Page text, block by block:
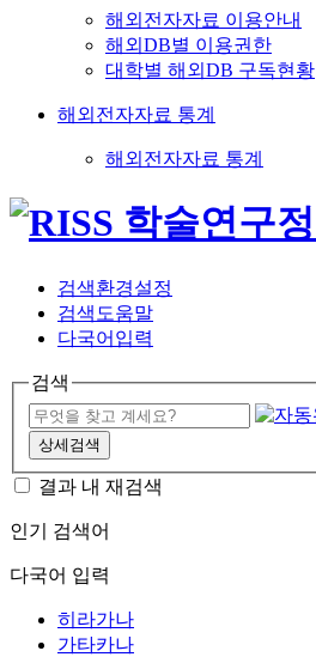
해외전자자료 이용안내
해외DB별 이용권한
대학별 해외DB 구독현황
해외전자자료 통계
해외전자자료 통계
검색환경설정
검색도움말
다국어입력
검색
상세검색
결과 내 재검색
인기 검색어
다국어 입력
히라가나
가타카나